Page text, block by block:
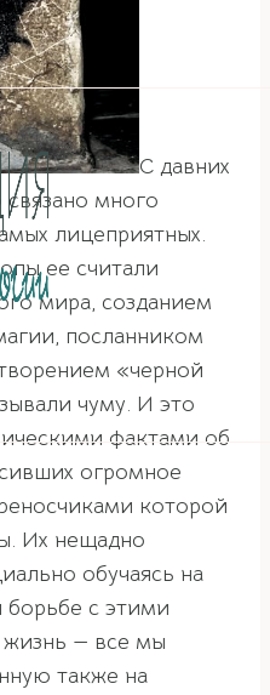
С давних
много
лицеприятных.
ее считали
мира, созданием
посланником
«черной
чуму. И это
фактами об
огромное
которой
Их нещадно
обучаясь на
с этими
жизнь — все мы
также на